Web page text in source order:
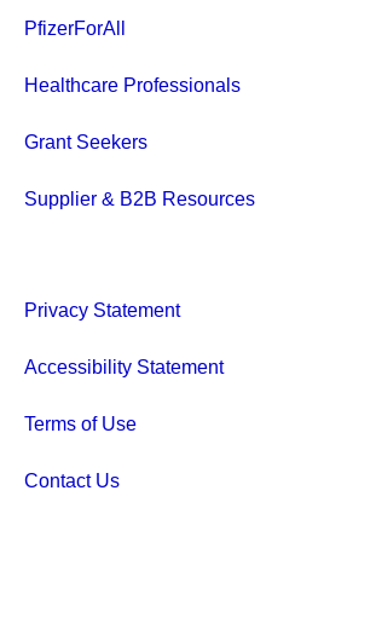
PfizerForAll
Healthcare Professionals
Grant Seekers
Supplier & B2B Resources
Privacy Statement
Accessibility Statement
Terms of Use
Contact Us